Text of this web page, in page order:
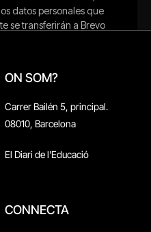
ON SOM?
Carrer Bailén 5, principal.
08010, Barcelona
El Diari de l'Educació
CONNECTA